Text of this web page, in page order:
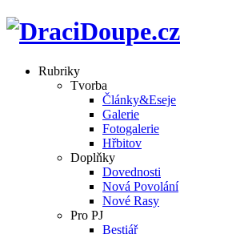
Rubriky
Tvorba
Články&Eseje
Galerie
Fotogalerie
Hřbitov
Doplňky
Dovednosti
Nová Povolání
Nové Rasy
Pro PJ
Bestiář